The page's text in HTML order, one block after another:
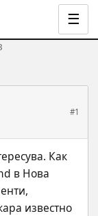
☰
#1
Как
в Нова
известно